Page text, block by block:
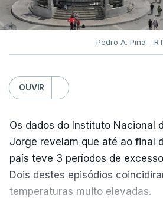
Pedro A. Pina -
OUVIR
Os dados do Instituto Nacional
Jorge revelam que até ao final
país teve 3 períodos de
Dois destes episódios
temperaturas muito elevadas.